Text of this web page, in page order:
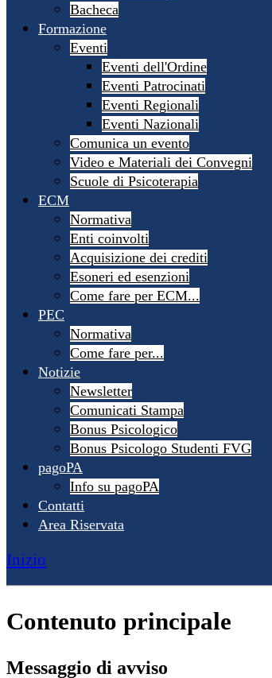
Bacheca
Formazione
Eventi
Eventi dell'Ordine
Eventi Patrocinati
Eventi Regionali
Eventi Nazionali
Comunica un evento
Video e Materiali dei Convegni
Scuole di Psicoterapia
ECM
Normativa
Enti coinvolti
Acquisizione dei crediti
Esoneri ed esenzioni
Come fare per ECM...
PEC
Normativa
Come fare per...
Notizie
Newsletter
Comunicati Stampa
Bonus Psicologico
Bonus Psicologo Studenti FVG
pagoPA
Info su pagoPA
Contatti
Area Riservata
Inizio
Contenuto principale
Messaggio di avviso